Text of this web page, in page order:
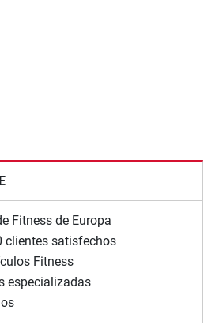
Fitness de Europa
clientes satisfechos
Fitness
especializadas